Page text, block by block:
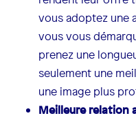
vous adoptez une
vous vous
prenez une
seulement une
une image plus
Meilleure relation